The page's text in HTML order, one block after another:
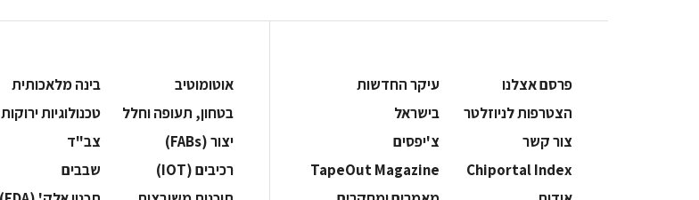
פרסם אצלנו
עיקר החדשות
הצטרפות לניוזלטר
בישראל
צור קשר
צ'יפסים
Chiportal Index
TapeOut Magazine
אוטומוטיב
בינה מלאכותית
בטחון, תעופה וחלל
‫טכנולוגיות ירוקות‬
‫יצור (‪(FABs‬‬
‫צב"ד‬
‫רכיבים‬ (IOT)
‫שבבים‬